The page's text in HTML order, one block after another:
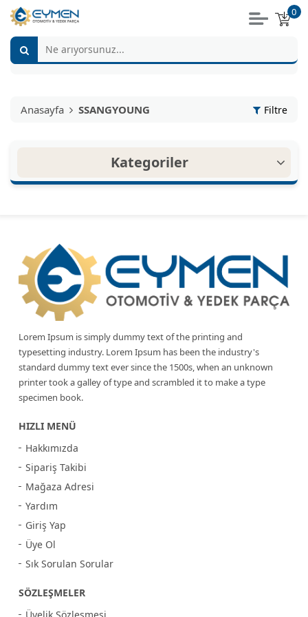
0
Anasayfa SSANGYOUNG Filtre
Kategoriler
Lorem Ipsum is simply dummy text of the printing and
typesetting industry. Lorem Ipsum has been the industry's
standard dummy text ever since the 1500s, when an unknown
printer took a galley of type and scrambled it to make a type
specimen book.
HIZLI MENÜ
Hakkımızda
Sipariş Takibi
Mağaza Adresi
Yardım
Giriş Yap
Üye Ol
Sık Sorulan Sorular
SÖZLEŞMELER